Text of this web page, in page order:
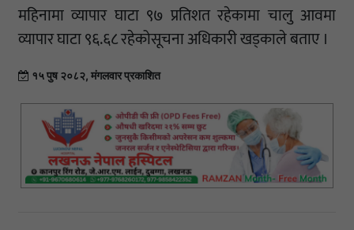
महिनामा व्यापार घाटा ९७ प्रतिशत रहेकामा चालु आवमा
व्यापार घाटा ९६.६८ रहेकोसूचना अधिकारी खड्काले बताए ।
१५ पुष २०८२, मंगलवार प्रकाशित